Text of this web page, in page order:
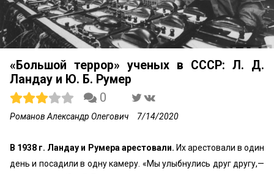
«Большой террор» ученых в СССР: Л. Д.
Ландау и Ю. Б. Румер
0
Романов Александр Олегович 7/14/2020
В 1938 г. Ландау и Румера арестовали. Их арестовали в один
день и посадили в одну камеру. «Мы улыбнулись друг другу,—